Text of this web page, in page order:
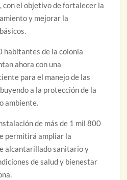
con el objetivo de fortalecer la
y mejorar la
habitantes de la colonia
ahora con una
para el manejo de las
a la protección de la
ambiente.
de más de 1 mil 800
permitirá ampliar la
alcantarillado sanitario y
de salud y bienestar